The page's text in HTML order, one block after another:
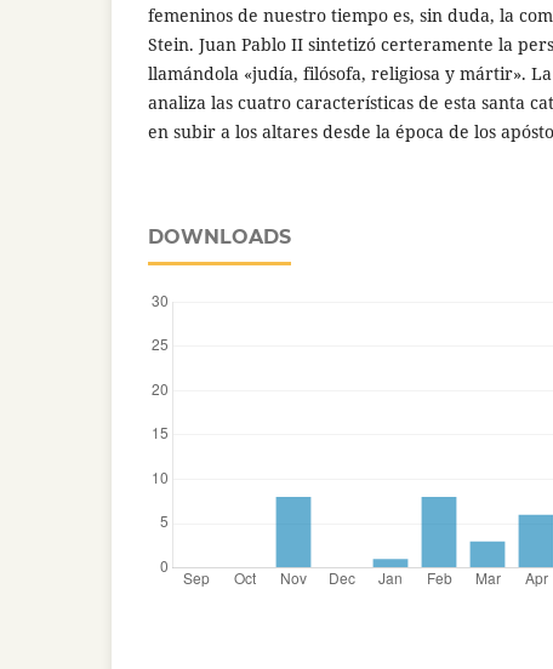
femeninos de nuestro tiempo es, sin duda, la
Stein. Juan Pablo II sintetizó certeramente la
llamándola «judía, filósofa, religiosa y mártir».
analiza las cuatro características de esta santa
en subir a los altares desde la época de los
DOWNLOADS